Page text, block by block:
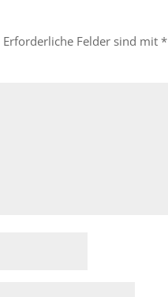
Erforderliche Felder sind mit*